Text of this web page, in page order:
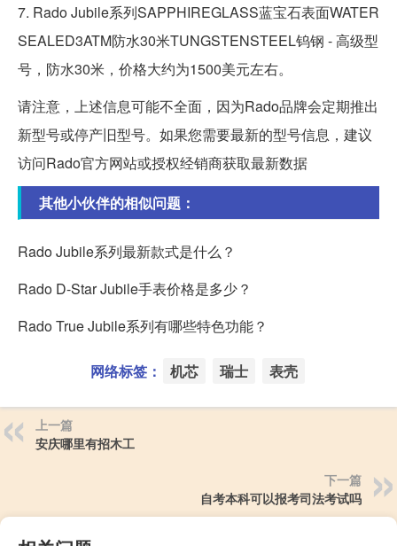
7. Rado Jubile系列SAPPHIREGLASS蓝宝石表面WATER
SEALED3ATM防水30米TUNGSTENSTEEL钨钢 - 高级型
号，防水30米，价格大约为1500美元左右。
请注意，上述信息可能不全面，因为Rado品牌会定期推出
新型号或停产旧型号。如果您需要最新的型号信息，建议
访问Rado官方网站或授权经销商获取最新数据
其他小伙伴的相似问题：
Rado Jubile系列最新款式是什么？
Rado D-Star Jubile手表价格是多少？
Rado True Jubile系列有哪些特色功能？
网络标签： 机芯 瑞士 表壳
上一篇
安庆哪里有招木工
下一篇
自考本科可以报考司法考试吗